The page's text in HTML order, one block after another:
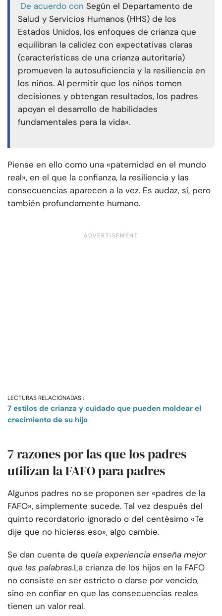
De acuerdo con Según el Departamento de
Salud y Servicios Humanos (HHS) de los
Estados Unidos, los enfoques de crianza que
equilibran la calidez con expectativas claras
(características de una crianza autoritaria)
promueven la autosuficiencia y la resiliencia en
los niños. Al permitir que los niños tomen
decisiones y obtengan resultados, los padres
apoyan el desarrollo de habilidades
fundamentales para la vida».
Piense en ello como una «paternidad en el mundo
real», en el que la confianza, la resiliencia y las
consecuencias aparecen a la vez. Es audaz, sí, pero
también profundamente humano.
LECTURAS RELACIONADAS :
7 estilos de crianza y cuidado que pueden moldear el
crecimiento de su hijo
7 razones por las que los padres
utilizan la FAFO para padres
Algunos padres no se proponen ser «padres de la
FAFO», simplemente sucede. Tal vez después del
quinto recordatorio ignorado o del centésimo «Te
dije que no hicieras eso», algo cambie.
Se dan cuenta de quela experiencia enseña mejor
que las palabras.La crianza de los hijos en la FAFO
no consiste en ser estricto o darse por vencido,
sino en confiar en que las consecuencias reales
tienen un valor real.